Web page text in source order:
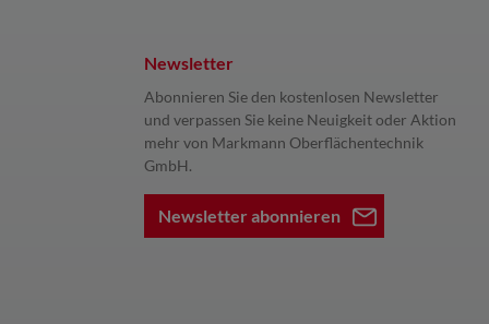
Newsletter
Abonnieren Sie den kostenlosen Newsletter
und verpassen Sie keine Neuigkeit oder Aktion
mehr von Markmann Oberflächentechnik
GmbH.
Newsletter abonnieren